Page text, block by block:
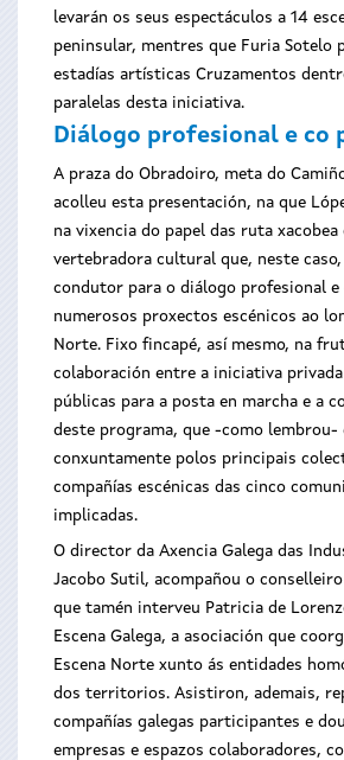
levarán os seus espectáculos a 14
peninsular, mentres que Furia Sotelo
estadías artísticas Cruzamentos
paralelas desta iniciativa.
Diálogo profesional e co
A praza do Obradoiro, meta do
acolleu esta presentación, na que
na vixencia do papel das ruta xacobea
vertebradora cultural que, neste
condutor para o diálogo profesional e
numerosos proxectos escénicos ao
Norte. Fixo fincapé, así mesmo, na
colaboración entre a iniciativa
públicas para a posta en marcha e a
deste programa, que -como lembrou-
conxuntamente polos principais
compañías escénicas das cinco
implicadas.
O director da Axencia Galega das
Jacobo Sutil, acompañou o
que tamén interveu Patricia de
Escena Galega, a asociación que
Escena Norte xunto ás entidades
dos territorios. Asistiron, ademais,
compañías galegas participantes e
empresas e espazos colaboradores,